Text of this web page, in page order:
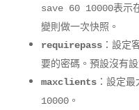
save 60 10000表示
變則做一次快照。
requirepass：設定
要的密碼。預設沒有
maxclients：設定最
10000。